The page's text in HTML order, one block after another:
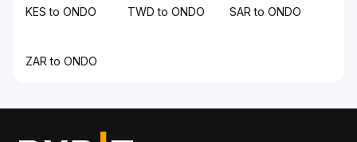
KES to ONDO TWD to ONDO SAR to ONDO
ZAR to ONDO